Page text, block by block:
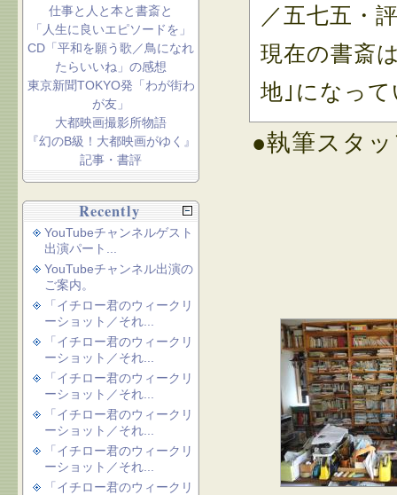
／五七五・
現在の書斎
地｣になっ
●執筆スタ
仕事と人と本と書斎と
「人生に良いエピソードを」
CD「平和を願う歌／鳥になれ
たらいいね」の感想
東京新聞TOKYO発「わが街わ
が友」
大都映画撮影所物語
『幻のB級！大都映画がゆく』
記事・書評
Recently
YouTubeチャンネルゲスト
出演パート...
YouTubeチャンネル出演の
ご案内。
「イチロー君のウィークリ
ーショット／それ...
「イチロー君のウィークリ
ーショット／それ...
「イチロー君のウィークリ
ーショット／それ...
「イチロー君のウィークリ
ーショット／それ...
「イチロー君のウィークリ
ーショット／それ...
「イチロー君のウィークリ